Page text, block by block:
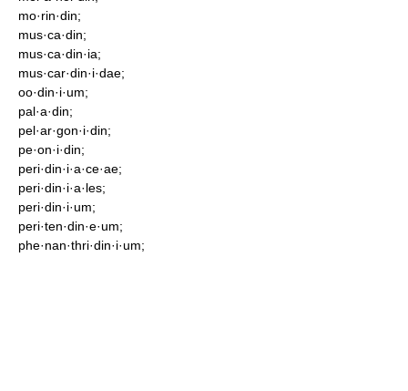
mo·rin·din;
mus·ca·din;
mus·ca·din·ia;
mus·car·din·i·dae;
oo·din·i·um;
pal·a·din;
pel·ar·gon·i·din;
pe·on·i·din;
peri·din·i·a·ce·ae;
peri·din·i·a·les;
peri·din·i·um;
peri·ten·din·e·um;
phe·nan·thri·din·i·um;